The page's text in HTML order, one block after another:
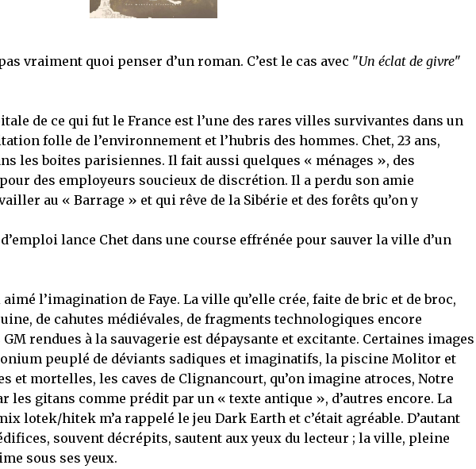
vraiment quoi penser d’un roman. C’est le cas avec "Un éclat de givre"
de ce qui fut le France est l’une des rares villes survivantes dans un
folle de l’environnement et l’hubris des hommes. Chet, 23 ans,
les boites parisiennes. Il fait aussi quelques « ménages », des
des employeurs soucieux de discrétion. Il a perdu son amie
au « Barrage » et qui rêve de la Sibérie et des forêts qu’on y
lance Chet dans une course effrénée pour sauver la ville d’un
aimé l’imagination de Faye. La ville qu’elle crée, faite de bric et de broc,
de cahutes médiévales, de fragments technologiques encore
rendues à la sauvagerie est dépaysante et excitante. Certaines images
peuplé de déviants sadiques et imaginatifs, la piscine Molitor et
et mortelles, les caves de Clignancourt, qu’on imagine atroces, Notre
les gitans comme prédit par un « texte antique », d’autres encore. La
lotek/hitek m’a rappelé le jeu Dark Earth et c’était agréable. D’autant
souvent décrépits, sautent aux yeux du lecteur ; la ville, pleine
sous ses yeux.